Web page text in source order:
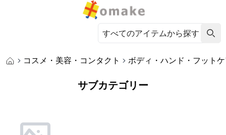
コスメ・美容・コンタクト ボディ・ハンド・フット
サブカテゴリー